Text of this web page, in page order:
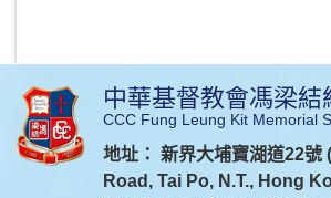
中華基督教會馮梁結
CCC Fung Leung Kit Memorial
地址： 新界大埔寶湖道22
Road, Tai Po, N.T., Hong